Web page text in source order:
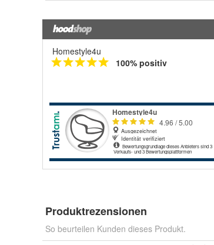
Homestyle4u
100% positiv
Produktrezensionen
So beurteilen Kunden dieses Produkt.